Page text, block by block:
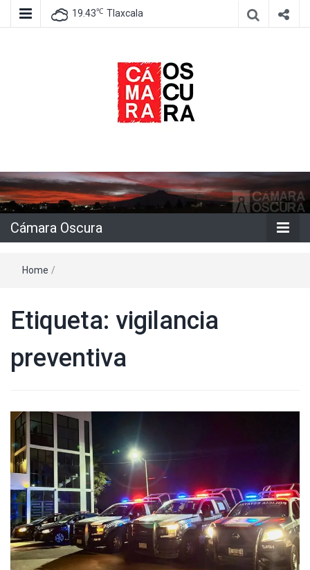
19.43℃ Tlaxcala
Cámara
Oscura
Cámara Oscura
Home /
Etiqueta: vigilancia
preventiva